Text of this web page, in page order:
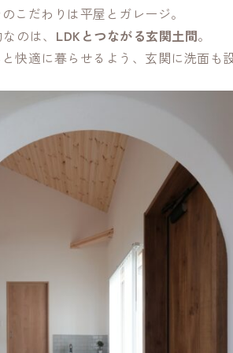
こだわりは平屋とガレージ。
のは、 LDKとつながる玄関土間。
快適に暮らせるよう、玄関に洗面も